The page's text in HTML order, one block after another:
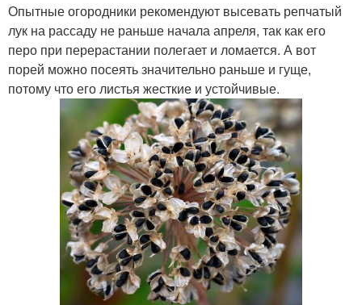
Опытные огородники рекомендуют высевать репчатый
лук на рассаду не раньше начала апреля, так как его
перо при перерастании полегает и ломается. А вот
порей можно посеять значительно раньше и гуще,
потому что его листья жесткие и устойчивые.